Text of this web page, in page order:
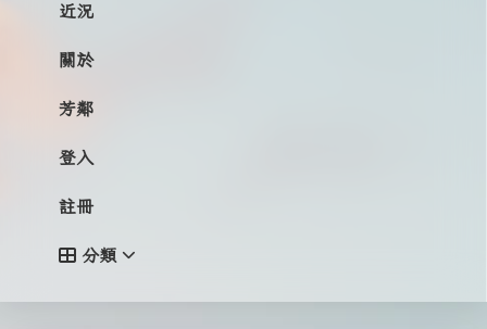
近況
關於
芳鄰
登入
註冊
分類